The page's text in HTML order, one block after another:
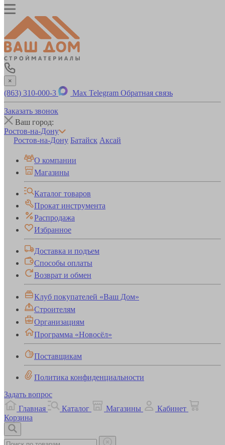
×
(863) 310-000-3 Max Telegram Обратная связь
Заказать звонок
Ваш город:
Ростов-на-Дону
Ростов-на-Дону Батайск Аксай
О компании
Магазины
Каталог товаров
Прокат инструмента
Распродажа
Избранное
Доставка и подъем
Способы оплаты
Возврат и обмен
Клуб покупателей «Ваш Дом»
Строителям
Организациям
Программа «Новосёл»
Поставщикам
Политика конфиденциальности
Задать вопрос
Главная
Каталог Магазины
Кабинет
Корзина